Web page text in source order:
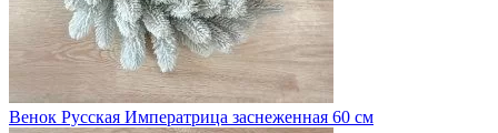
Венок Русская Императрица заснеженная 60 см